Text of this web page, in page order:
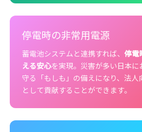
停電時の非常用電源
蓄電池システムと連携すれば、 停電
える安心を実現。災害が多い日本に
守る「もしも」の備えになり、法人
として貢献することができます。